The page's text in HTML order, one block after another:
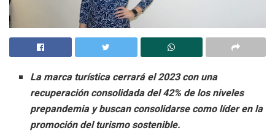
La marca turística cerrará el 2023 con una
recuperación consolidada del 42% de los niveles
prepandemia y buscan consolidarse como líder en la
promoción del turismo sostenible.